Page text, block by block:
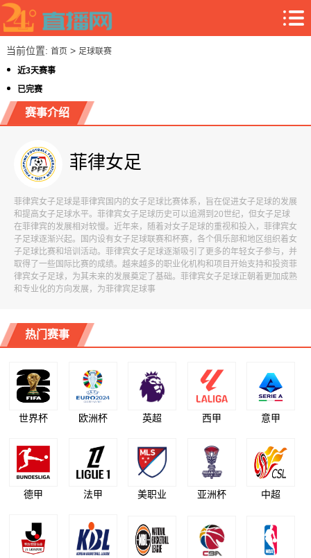
当前位置: 首页> 足球联赛
近3天赛事
已完赛
赛事介绍
菲律女足
菲律宾女子足球是菲律宾国内的女子足球比赛体系，旨在促进女子足球的发展
和提高女子足球水平。菲律宾女子足球历史可以追溯到20世纪，但女子足球
在菲律宾的发展相对较慢。近年来，随着对女子足球的重视和投入，菲律宾女
子足球逐渐兴起。国内设有女子足球联赛和杯赛，各个俱乐部和地区组织着女
子足球比赛和培训活动。菲律宾女子足球逐渐吸引了更多的年轻女子参与，并
取得了一些国际比赛的成绩。越来越多的职业化机构和项目开始支持和投资菲
律宾女子足球，为其未来的发展奠定了基础。菲律宾女子足球正朝着更加成熟
和专业化的方向发展，为菲律宾足球事
热门赛事
世界杯 欧洲杯 英超 西甲 意甲
德甲 法甲 美职业 亚洲杯 中超